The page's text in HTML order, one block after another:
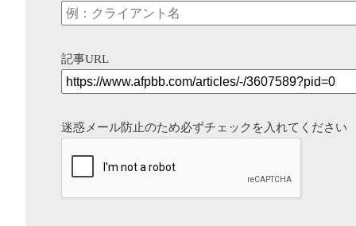
記事URL
迷惑メール防止のため必ずチェックを入れてください